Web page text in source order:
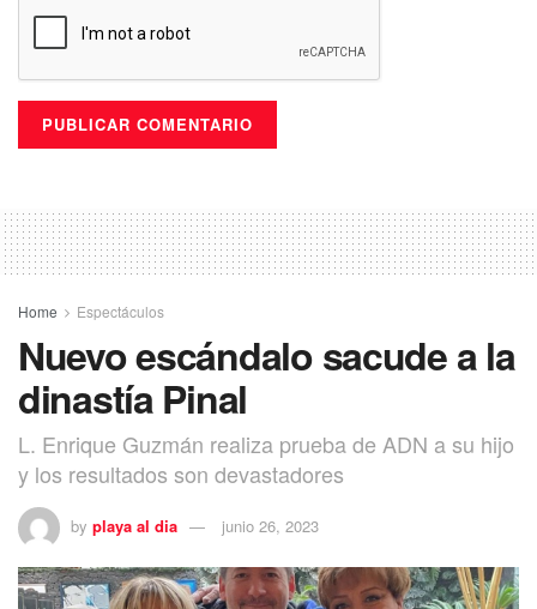
Home Espectáculos
Nuevo escándalo sacude a la
dinastía Pinal
L. Enrique Guzmán realiza prueba de ADN a su hijo
y los resultados son devastadores
by playa al dia junio 26, 2023